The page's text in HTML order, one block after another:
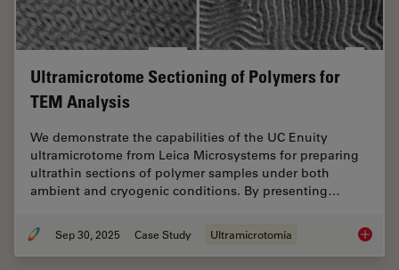
Ultramicrotome Sectioning of Polymers for
TEM Analysis
We demonstrate the capabilities of the UC Enuity
ultramicrotome from Leica Microsystems for preparing
ultrathin sections of polymer samples under both
ambient and cryogenic conditions. By presenting…
Sep 30, 2025 Case Study Ultramicrotomía